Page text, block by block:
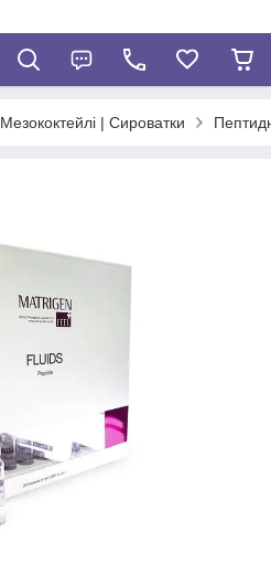
Мезококтейлі | Сироватки